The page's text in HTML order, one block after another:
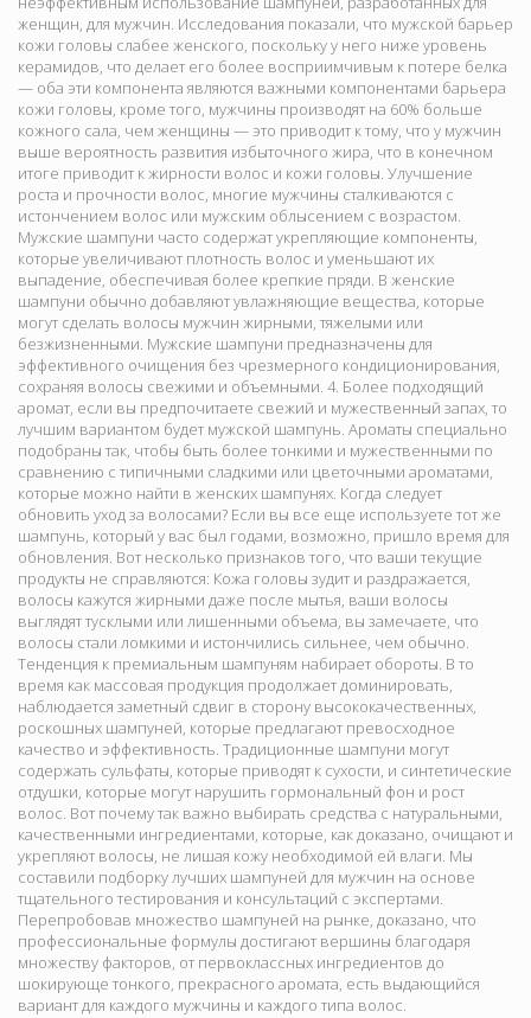
женщин, для мужчин. Исследования показали, что мужской барьер
кожи головы слабее женского, поскольку у него ниже уровень
керамидов, что делает его более восприимчивым к потере белка
— оба эти компонента являются важными компонентами барьера
кожи головы, кроме того, мужчины производят на 60% больше
кожного сала, чем женщины — это приводит к тому, что у мужчин
выше вероятность развития избыточного жира, что в конечном
итоге приводит к жирности волос и кожи головы. Улучшение
роста и прочности волос, многие мужчины сталкиваются с
истончением волос или мужским облысением с возрастом.
Мужские шампуни часто содержат укрепляющие компоненты,
которые увеличивают плотность волос и уменьшают их
выпадение, обеспечивая более крепкие пряди. В женские
шампуни обычно добавляют увлажняющие вещества, которые
могут сделать волосы мужчин жирными, тяжелыми или
безжизненными. Мужские шампуни предназначены для
эффективного очищения без чрезмерного кондиционирования,
сохраняя волосы свежими и объемными. 4. Более подходящий
аромат, если вы предпочитаете свежий и мужественный запах, то
лучшим вариантом будет мужской шампунь. Ароматы специально
подобраны так, чтобы быть более тонкими и мужественными по
сравнению с типичными сладкими или цветочными ароматами,
которые можно найти в женских шампунях. Когда следует
обновить уход за волосами? Если вы все еще используете тот же
шампунь, который у вас был годами, возможно, пришло время для
обновления. Вот несколько признаков того, что ваши текущие
продукты не справляются: Кожа головы зудит и раздражается,
волосы кажутся жирными даже после мытья, ваши волосы
выглядят тусклыми или лишенными объема, вы замечаете, что
волосы стали ломкими и истончились сильнее, чем обычно.
Тенденция к премиальным шампуням набирает обороты. В то
время как массовая продукция продолжает доминировать,
наблюдается заметный сдвиг в сторону высококачественных,
роскошных шампуней, которые предлагают превосходное
качество и эффективность. Традиционные шампуни могут
содержать сульфаты, которые приводят к сухости, и синтетические
отдушки, которые могут нарушить гормональный фон и рост
волос. Вот почему так важно выбирать средства с натуральными,
качественными ингредиентами, которые, как доказано, очищают и
укрепляют волосы, не лишая кожу необходимой ей влаги. Мы
составили подборку лучших шампуней для мужчин на основе
тщательного тестирования и консультаций с экспертами.
Перепробовав множество шампуней на рынке, доказано, что
профессиональные формулы достигают вершины благодаря
множеству факторов, от первоклассных ингредиентов до
шокирующе тонкого, прекрасного аромата, есть выдающийся
вариант для каждого мужчины и каждого типа волос.